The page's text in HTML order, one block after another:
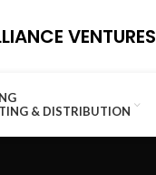
VENTURES
& DISTRIBUTION